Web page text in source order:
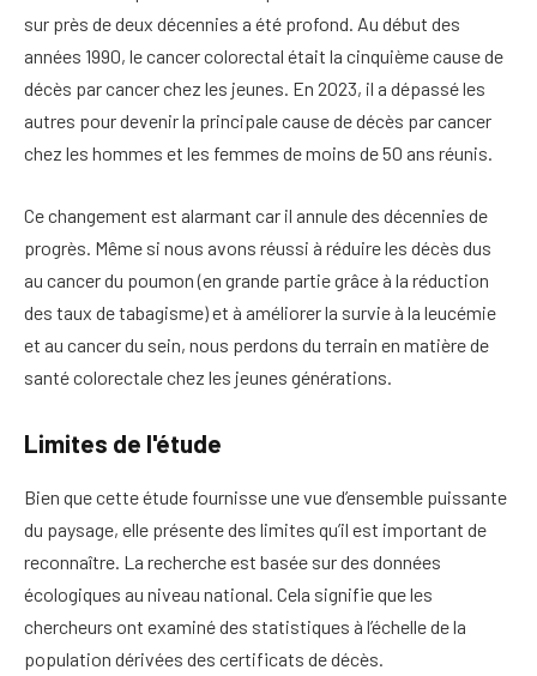
sur près de deux décennies a été profond. Au début des
années 1990, le cancer colorectal était la cinquième cause de
décès par cancer chez les jeunes. En 2023, il a dépassé les
autres pour devenir la principale cause de décès par cancer
chez les hommes et les femmes de moins de 50 ans réunis.
Ce changement est alarmant car il annule des décennies de
progrès. Même si nous avons réussi à réduire les décès dus
au cancer du poumon (en grande partie grâce à la réduction
des taux de tabagisme) et à améliorer la survie à la leucémie
et au cancer du sein, nous perdons du terrain en matière de
santé colorectale chez les jeunes générations.
Limites de l'étude
Bien que cette étude fournisse une vue d’ensemble puissante
du paysage, elle présente des limites qu’il est important de
reconnaître. La recherche est basée sur des données
écologiques au niveau national. Cela signifie que les
chercheurs ont examiné des statistiques à l’échelle de la
population dérivées des certificats de décès.